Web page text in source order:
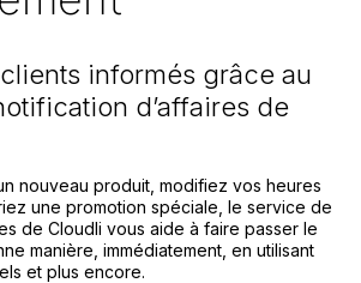
informés grâce au
d’affaires de
nouveau produit, modifiez vos heures
une promotion spéciale, le service de
de Cloudli vous aide à faire passer le
manière, immédiatement, en utilisant
et plus encore.